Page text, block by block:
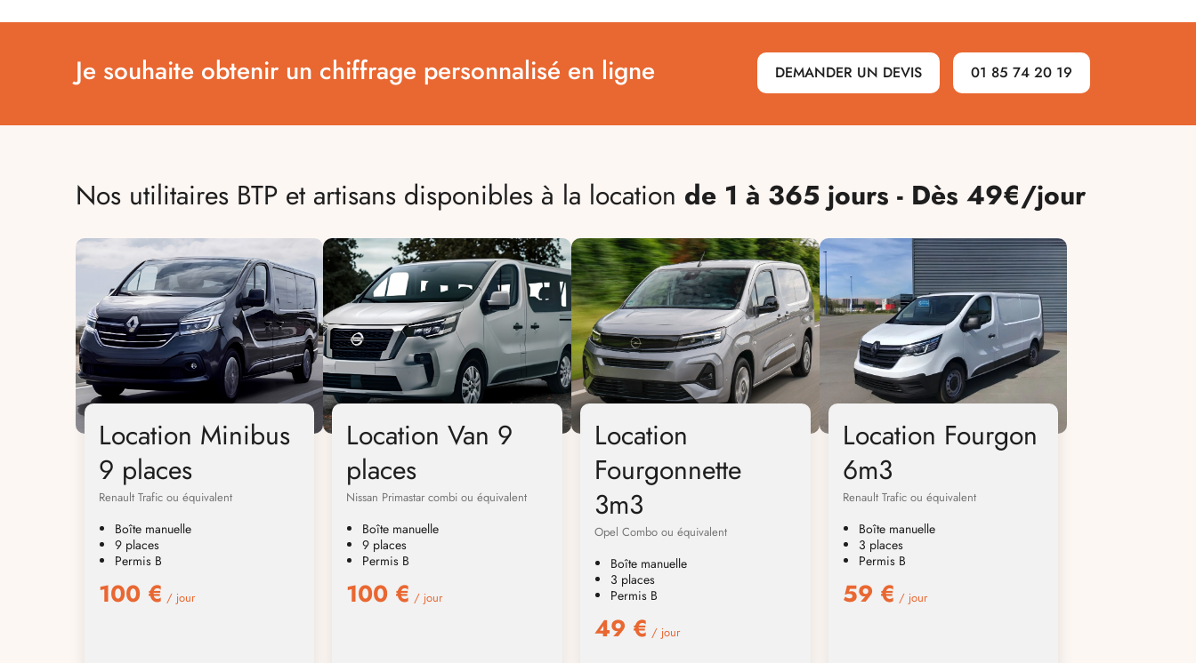
Je souhaite obtenir un chiffrage personnalisé en ligne DEMANDER UN DEVIS 01 85 74 20 19
Nos utilitaires BTP et artisans disponibles à la location de 1 à 365 jours - Dès 49€/jour
Location Minibus
9 places
Renault Trafic ou équivalent
Boîte manuelle
9 places
Permis B
100 € / jour
Location Van 9
places
Nissan Primastar combi ou équivalent
Boîte manuelle
9 places
Permis B
100 € / jour
Location
Fourgonnette
3m3
Opel Combo ou équivalent
Boîte manuelle
3 places
Permis B
49 € / jour
Location Fourgon
6m3
Renault Trafic ou équivalent
Boîte manuelle
3 places
Permis B
59 € / jour